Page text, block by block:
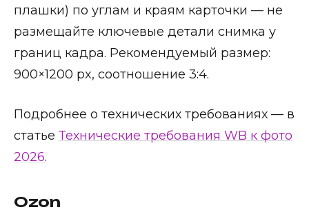
плашки) по углам и краям карточки — не
размещайте ключевые детали снимка у
границ кадра. Рекомендуемый размер:
900×1200 px, соотношение 3:4.
Подробнее о технических требованиях — в
статье Технические требования WB к фото
2026.
Ozon